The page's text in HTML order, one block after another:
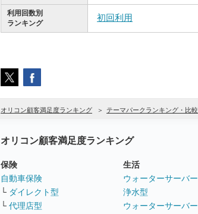
利用回数別
ランキング
初回利用
オリコン顧客満足度ランキング テーマパークランキング・比較
オリコン顧客満足度ランキング
保険
自動車保険
└ ダイレクト型
└ 代理店型
生活
ウォーターサーバー
浄水型
ウォーターサーバー